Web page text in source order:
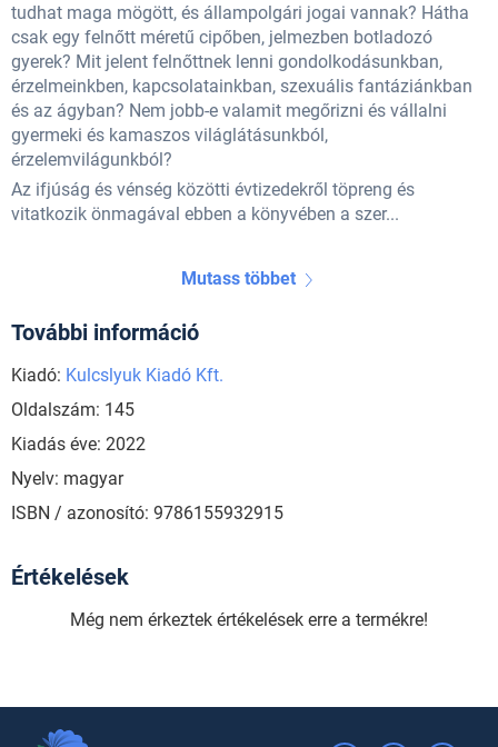
tudhat maga mögött, és állampolgári jogai vannak? Hátha
csak egy felnőtt méretű cipőben, jelmezben botladozó
gyerek? Mit jelent felnőttnek lenni gondolkodásunkban,
érzelmeinkben, kapcsolatainkban, szexuális fantáziánkban
és az ágyban? Nem jobb-e valamit megőrizni és vállalni
gyermeki és kamaszos világlátásunkból,
érzelemvilágunkból?
Az ifjúság és vénség közötti évtizedekről töpreng és
vitatkozik önmagával ebben a könyvében a szer...
Mutass többet
További információ
Kiadó: Kulcslyuk Kiadó Kft.
Oldalszám: 145
Kiadás éve: 2022
Nyelv: magyar
ISBN / azonosító: 9786155932915
Értékelések
Még nem érkeztek értékelések erre a termékre!